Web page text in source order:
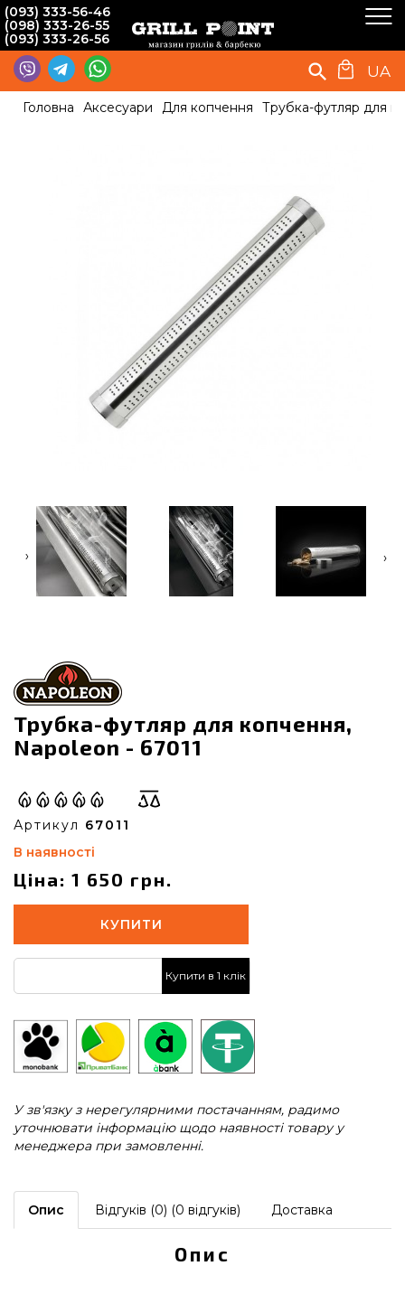
(093) 333-56-46
(098) 333-26-55
(093) 333-26-56
UA
Головна Аксесуари Для копчення Трубка-футляр для
‹ ›
Трубка-футляр для копчення,
Napoleon - 67011
Артикул 67011
В наявності
Ціна: 1 650 грн.
КУПИТИ
Купити в 1 клік
У зв'язку з нерегулярними постачанням, радимо
уточнювати інформацію щодо наявності товару у
менеджера при замовленні.
Опис Відгуків (0) (0 відгуків) Доставка
Опис